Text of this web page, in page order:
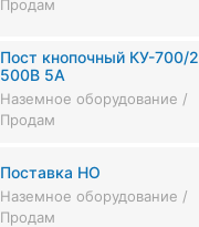
Продам
Пост кнопочный КУ-700/2
500В 5А
Наземное оборудование /
Продам
Поставка НО
Наземное оборудование /
Продам